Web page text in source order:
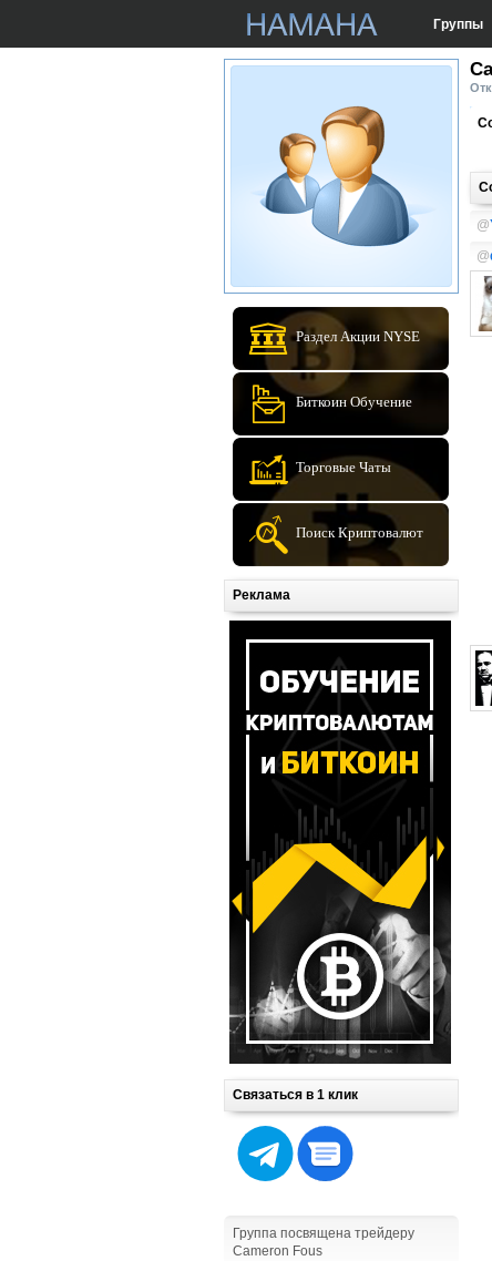
Группы
Раздел Акции NYSE
Биткоин Обучение
Торговые Чаты
Поиск Криптовалют
Реклама
Связаться в 1 клик
Группа посвящена трейдеру
Cameron Fous
@
@